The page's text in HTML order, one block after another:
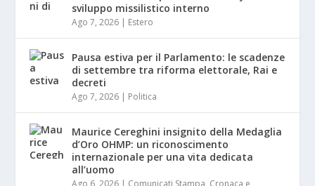
sviluppo missilistico interno
Ago 7, 2026 | Estero
Pausa estiva per il Parlamento: le scadenze
di settembre tra riforma elettorale, Rai e
decreti
Ago 7, 2026 | Politica
Maurice Cereghini insignito della Medaglia
d’Oro OHMP: un riconoscimento
internazionale per una vita dedicata
all’uomo